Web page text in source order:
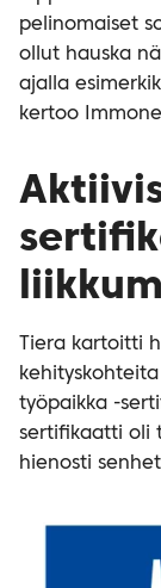
pelinomaiset
ollut hauska
ajalla
kertoo
Tiera kartoitti
työpaikka -
sertifikaatti oli
hienosti